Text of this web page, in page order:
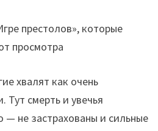
хвалят как очень
Тут смерть и увечья
— не застрахованы и сильные